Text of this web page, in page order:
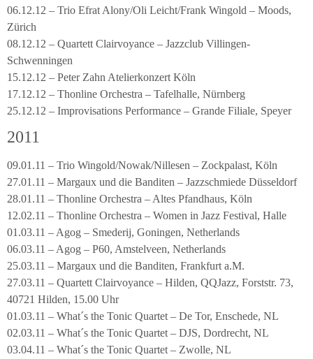
06.12.12 – Trio Efrat Alony/Oli Leicht/Frank Wingold – Moods,
Zürich
08.12.12 – Quartett Clairvoyance – Jazzclub Villingen-
Schwenningen
15.12.12 – Peter Zahn Atelierkonzert Köln
17.12.12 – Thonline Orchestra – Tafelhalle, Nürnberg
25.12.12 – Improvisations Performance – Grande Filiale, Speyer
2011
09.01.11 – Trio Wingold/Nowak/Nillesen – Zockpalast, Köln
27.01.11 – Margaux und die Banditen – Jazzschmiede Düsseldorf
28.01.11 – Thonline Orchestra – Altes Pfandhaus, Köln
12.02.11 – Thonline Orchestra – Women in Jazz Festival, Halle
01.03.11 – Agog – Smederij, Goningen, Netherlands
06.03.11 – Agog – P60, Amstelveen, Netherlands
25.03.11 – Margaux und die Banditen, Frankfurt a.M.
27.03.11 – Quartett Clairvoyance – Hilden, QQJazz, Forststr. 73,
40721 Hilden, 15.00 Uhr
01.03.11 – What´s the Tonic Quartet – De Tor, Enschede, NL
02.03.11 – What´s the Tonic Quartet – DJS, Dordrecht, NL
03.04.11 – What´s the Tonic Quartet – Zwolle, NL